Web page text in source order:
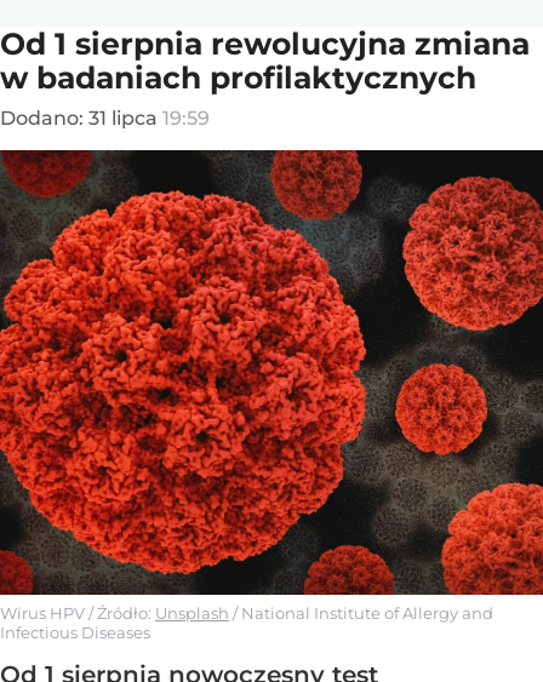
Od 1 sierpnia rewolucyjna zmiana
w badaniach profilaktycznych
Dodano: 31 lipca 19:59
Wirus HPV/ Źródło: Unsplash /National Institute of Allergy and
Infectious Diseases
Od 1 sierpnia nowoczesny test